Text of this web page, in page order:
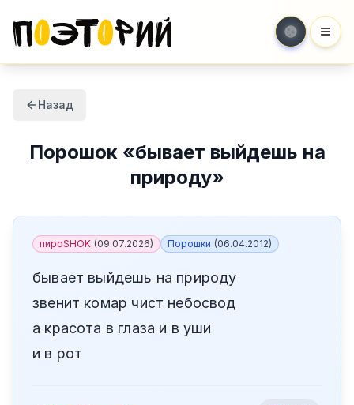
Назад
Порошок«бывает выйдешь на
природу»
пироSHOK (09.07.2026) Порошки (06.04.2012)
бывает выйдешь на природу
звенит комар чист небосвод
а красота в глаза и в уши
и в рот